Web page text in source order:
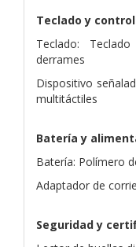
Teclado y control
Teclado:
derrames
Dispositivo
multitáctiles
Batería y
Batería: Polímero
Adaptador de
Seguridad y